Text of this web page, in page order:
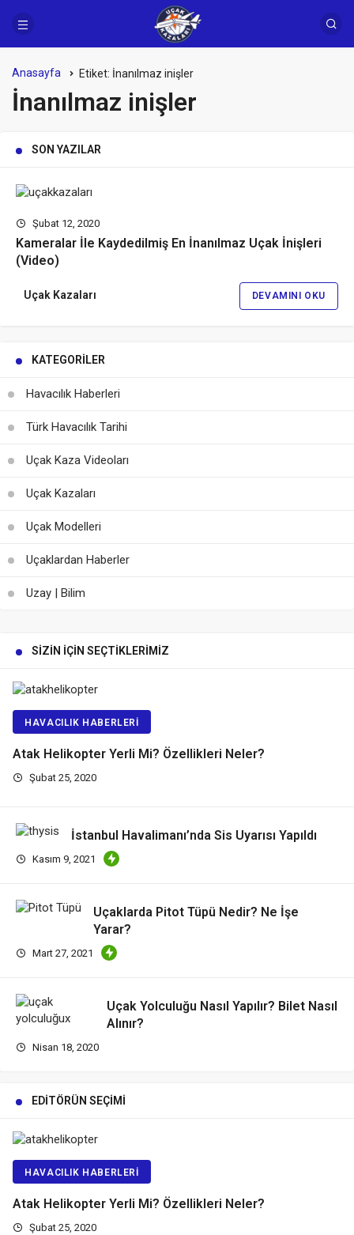
Anasayfa Etiket: İnanılmaz inişler
İnanılmaz inişler
SON YAZILAR
Şubat 12, 2020
Kameralar İle Kaydedilmiş En İnanılmaz Uçak İnişleri
(Video)
Uçak Kazaları DEVAMINI OKU
KATEGORILER
Havacılık Haberleri
Türk Havacılık Tarihi
Uçak Kaza Videoları
Uçak Kazaları
Uçak Modelleri
Uçaklardan Haberler
Uzay | Bilim
SIZIN İÇIN SEÇTIKLERIMIZ
HAVACILIK HABERLERI
Atak Helikopter Yerli Mi? Özellikleri Neler?
Şubat 25, 2020
İstanbul Havalimanı’nda Sis Uyarısı Yapıldı
Kasım 9, 2021
Uçaklarda Pitot Tüpü Nedir? Ne İşe
Yarar?
Mart 27, 2021
Uçak Yolculuğu Nasıl Yapılır? Bilet Nasıl
Alınır?
Nisan 18, 2020
EDITÖRÜN SEÇIMI
HAVACILIK HABERLERI
Atak Helikopter Yerli Mi? Özellikleri Neler?
Şubat 25, 2020